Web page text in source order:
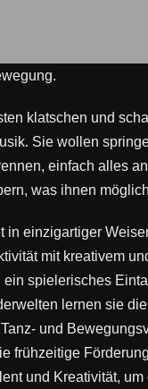
klatschen und
Sie wollen
einfach alles
was ihnen
in einzigartiger
mit kreativem
ein spielerisches
lernen sie
und
frühzeitige
und Kreativität,